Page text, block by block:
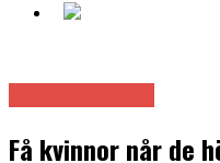
Få kvinnor når de